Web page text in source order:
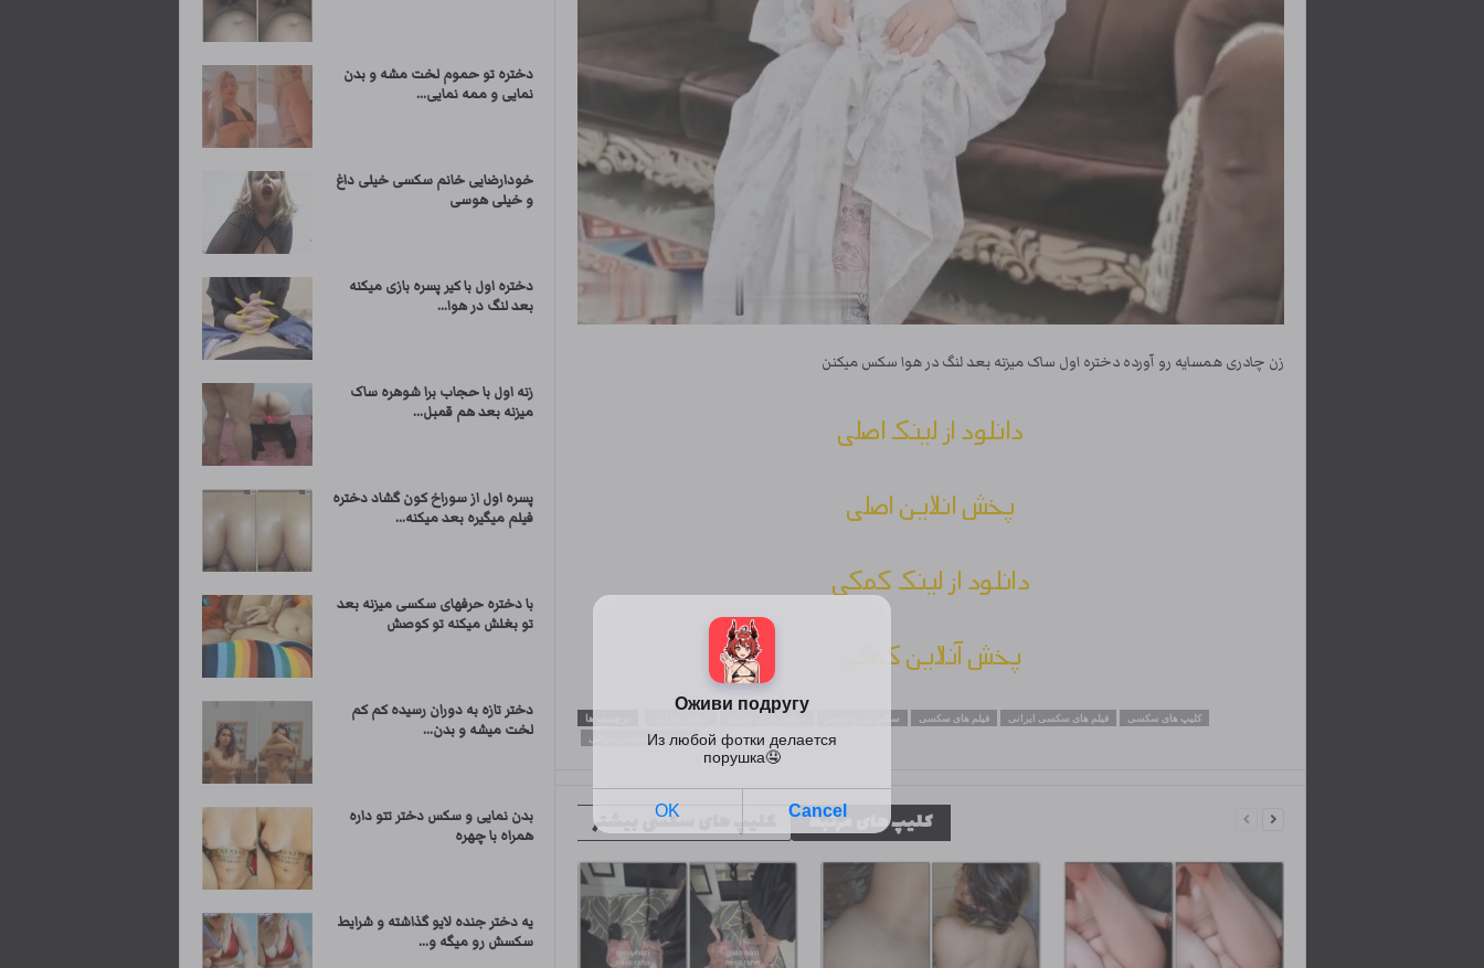
زن چادری همسایه رو آورده دختره اول ساک میزنه بعد لنگ در هوا سکس میکنن
دانلود از لینک اصلی
پخش انلاین اصلی
دانلود از لینک کمکی
پخش آنلاین کمکی
برچسب ها سکس با زن چادری سکس زن و شوهر فیلم های سکسی فیلم های سکسی ایرانی
کلیپ های سکسی
کلیپ های سکسی ایرانی
کلیپ های مرتبط کلیپ های سکسی بیشتر
دختره تو حموم لخت مشه و بدن
نمایی و ممه نمایی...
خودارضایی خانم سکسی خیلی داغ
و خیلی هوسی
دختره اول با کیر پسره بازی میکنه
بعد لنگ در هوا...
زنه اول با حجاب برا شوهره ساک
میزنه بعد هم قمبل...
پسره اول از سوراخ کون گشاد دختره
فیلم میگیره بعد میکنه...
با دختره حرفهای سکسی میزنه بعد
تو بغلش میکنه تو کوصش
دختر تازه به دوران رسیده کم کم
لخت میشه و بدن...
بدن نمایی و سکس دختر تتو داره
همراه با چهره
یه دختر جنده لایو گذاشته و شرایط
سکسش رو میگه و...